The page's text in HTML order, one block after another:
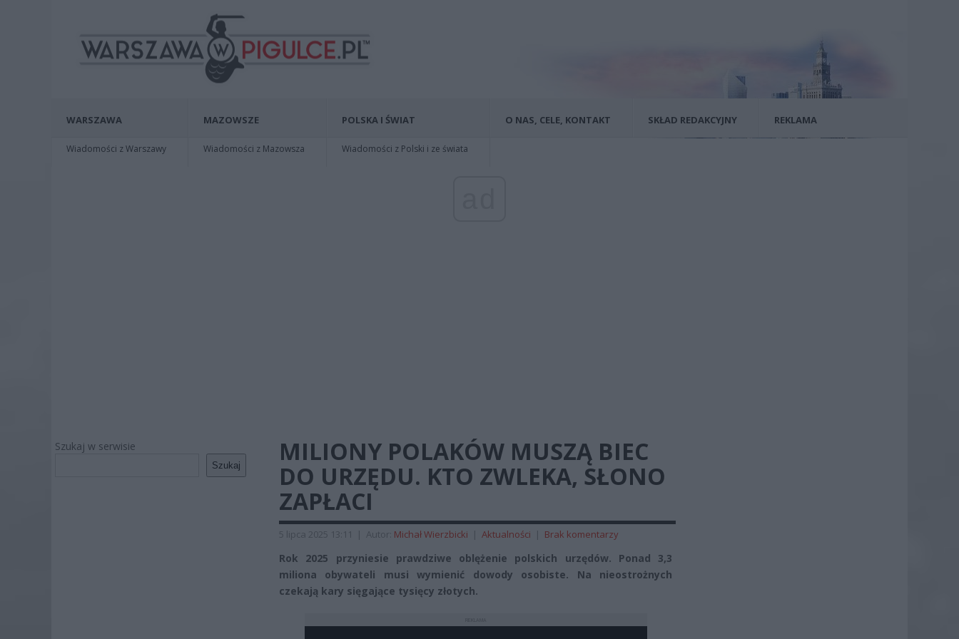
WARSZAWA
Wiadomości z Warszawy
MAZOWSZE
Wiadomości z Mazowsza
POLSKA I ŚWIAT
Wiadomości z Polski i ze świata
O NAS, CELE, KONTAKT SKŁAD REDAKCYJNY REKLAMA
Szukaj w serwisie
Szukaj
MILIONY POLAKÓW MUSZĄ BIEC
DO URZĘDU. KTO ZWLEKA, SŁONO
ZAPŁACI
5 lipca 2025 13:11 | Autor: Michał Wierzbicki | Aktualności | Brak komentarzy
Rok 2025 przyniesie prawdziwe oblężenie polskich urzędów. Ponad 3,3
miliona obywateli musi wymienić dowody osobiste. Na nieostrożnych
czekają kary sięgające tysięcy złotych.